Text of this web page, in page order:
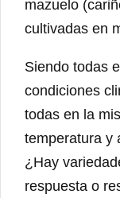
mazuelo
cultivadas en
Siendo todas
condiciones
todas en la
temperatura y
¿Hay
respuesta o